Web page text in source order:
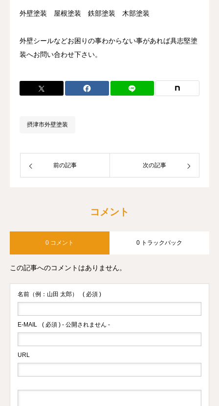
外壁塗装 屋根塗装 鉄部塗装 木部塗装
外壁シールなどお困りの事わからない事があれば具志堅塗
装へお問い合わせ下さい。
摂津市外壁塗装
前の記事 次の記事
コメント
0 コメント 0 トラックバック
この記事へのコメントはありません。
名前（例：山田 太郎） ( 必須 )
E-MAIL ( 必須 ) - 公開されません -
URL